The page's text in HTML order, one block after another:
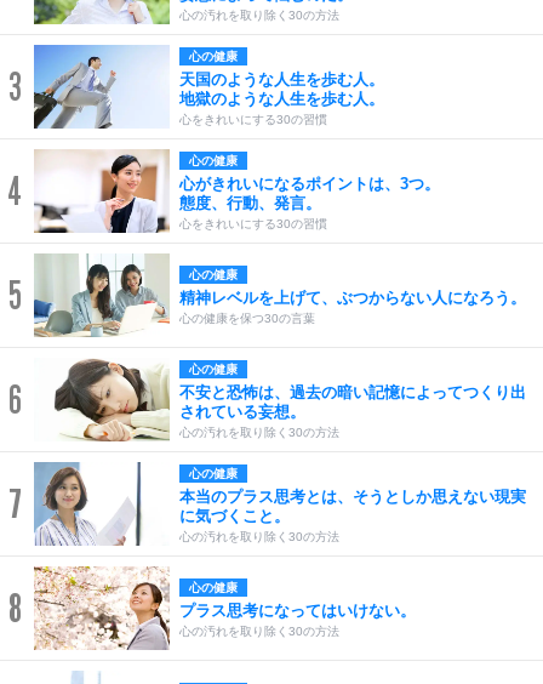
心の汚れを取り除く30の方法
3
心の健康
天国のような人生を歩む人。
地獄のような人生を歩む人。
心をきれいにする30の習慣
4
心の健康
心がきれいになるポイントは、3つ。
態度、行動、発言。
心をきれいにする30の習慣
5 心の健康
精神レベルを上げて、ぶつからない人になろう。
心の健康を保つ30の言葉
6
心の健康
不安と恐怖は、過去の暗い記憶によってつくり出
されている妄想。
心の汚れを取り除く30の方法
7
心の健康
本当のプラス思考とは、そうとしか思えない現実
に気づくこと。
心の汚れを取り除く30の方法
8 心の健康
プラス思考になってはいけない。
心の汚れを取り除く30の方法